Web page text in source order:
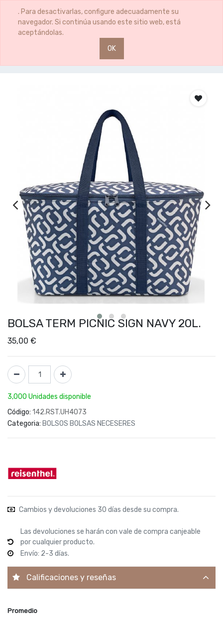
. Para desactivarlas, configure adecuadamente su
navegador. Si continúa usando este sitio web, está
aceptándolas.
OK
0 0
BOLSA TERM PICNIC SIGN NAVY 20L.
BOLSA TERM PICNIC SIGN NAVY 20L.
35,00 €
3,000 Unidades disponible
Código: 142.RST.UH4073
Categoria: BOLSOS BOLSAS NECESERES
Cambios y devoluciones 30 días desde su compra.
Las devoluciones se harán con vale de compra canjeable
por cualquier producto.
Envío: 2-3 días.
Calificaciones y reseñas
Promedio